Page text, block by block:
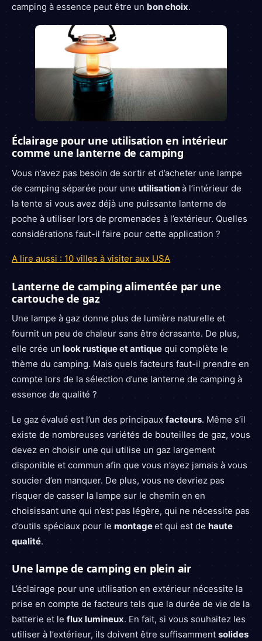
camping à essence peut être un bon choix.
Éclairage pour une utilisation en intérieur
comme une lanterne de camping
Vous n’avez pas besoin de sortir et d’acheter une lampe
de camping séparée pour une utilisationà l’intérieur de
la tente si vous avez déjà une puissante lanterne de
poche à utiliser lors de promenades à l’extérieur. Quelles
considérations faut-il faire pour cette application ?
A lire aussi : 10 villes à visiter aux USA
Lanterne de camping alimentée par une
cartouche de gaz
Une lampe à gaz donne plus de lumière naturelle et
fournit un peu de chaleur sans être écrasante. De plus,
elle crée un look rustique et antique qui complète le
thème du camping. Mais quels facteurs faut-il prendre en
compte lors de la sélection d’une lanterne de camping à
essence de qualité ?
Le gaz évalué est l’un des principaux facteurs. Même s’il
existe de nombreuses variétés de bouteilles de gaz, vous
devez en choisir une qui utilise un gaz largement
disponible et commun afin que vous n’ayez jamais à vous
soucier d’en manquer. De plus, vous ne devriez pas
risquer de casser la lampe sur le chemin en en
choisissant une qui n’est pas légère, qui ne nécessite pas
d’outils spéciaux pour le montageet qui est de haute
qualité.
Une lampe de camping en plein air
L’éclairage pour une utilisation en extérieur nécessite la
prise en compte de facteurs tels que la durée de vie de la
batterie et le flux lumineux. En fait, si vous souhaitez les
utiliser à l’extérieur, ils doivent être suffisamment solides